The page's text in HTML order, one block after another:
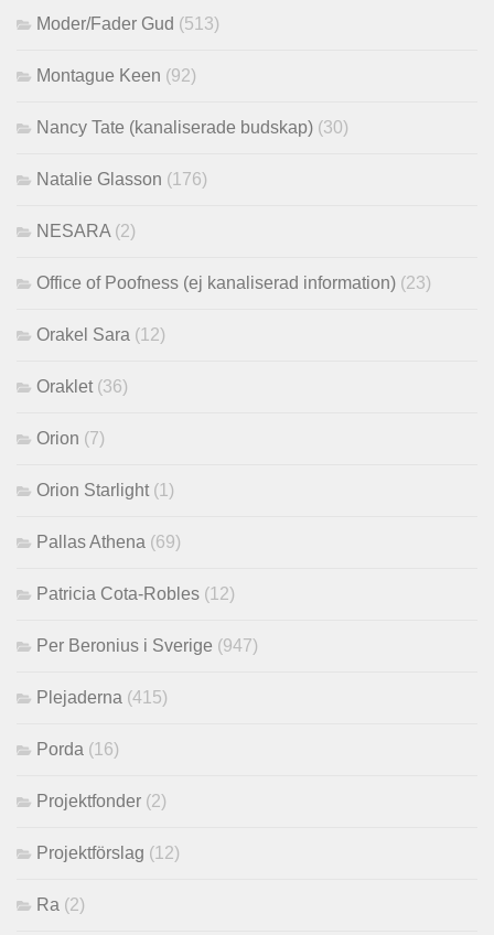
Moder/Fader Gud (513)
Montague Keen (92)
Nancy Tate (kanaliserade budskap) (30)
Natalie Glasson (176)
NESARA (2)
Office of Poofness (ej kanaliserad information) (23)
Orakel Sara (12)
Oraklet (36)
Orion (7)
Orion Starlight (1)
Pallas Athena (69)
Patricia Cota-Robles (12)
Per Beronius i Sverige (947)
Plejaderna (415)
Porda (16)
Projektfonder (2)
Projektförslag (12)
Ra (2)